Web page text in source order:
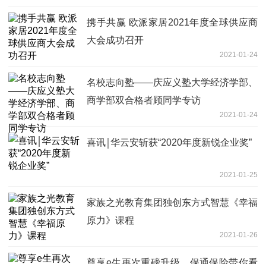
携手共赢 欧派家居2021年度全球供应商
大会成功召开
2021-01-24
名校志向塾——庆应义塾大学经济学部、
商学部双合格者顾同学专访
2021-01-24
喜讯￨华云安斩获“2020年度新锐企业奖”
2021-01-25
家族之光教育集团独创东方式智慧《幸福
原力》课程
2021-01-26